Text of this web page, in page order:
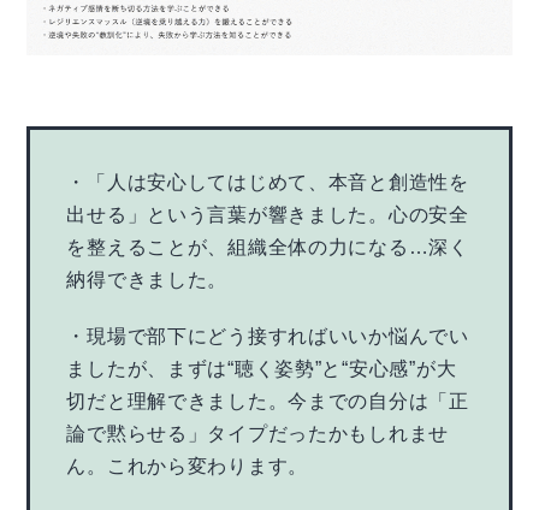
・「人は安心してはじめて、本音と創造性を
出せる」という言葉が響きました。心の安全
を整えることが、組織全体の力になる…深く
納得できました。
・現場で部下にどう接すればいいか悩んでい
ましたが、まずは“聴く姿勢”と“安心感”が大
切だと理解できました。今までの自分は「正
論で黙らせる」タイプだったかもしれませ
ん。これから変わります。